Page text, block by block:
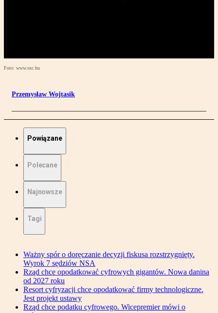
Foto: www.sxc.hu
Przemysław Wojtasik
Powiązane
Polecane
Najnowsze
Tagi
Ważny spór o doręczanie decyzji fiskusa rozstrzygnięty.
Wyrok 7 sędziów NSA
Rząd chce opodatkować cyfrowych gigantów. Nowa danina
od 2027 roku
Resort cyfryzacji chce opodatkować firmy technologiczne.
Jest projekt ustawy
Rząd chce podatku cyfrowego. Wicepremier mówi o